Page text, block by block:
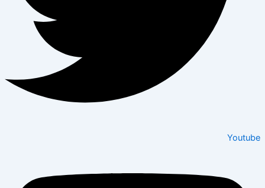
Youtube